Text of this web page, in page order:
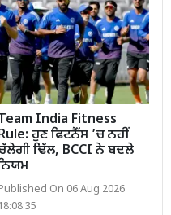
India Fitness
ਹੁਣ ਫਿਟਨੈੱਸ ’ਚ ਨਹੀਂ
ਢਿੱਲ, BCCI ਨੇ ਬਦਲੇ
On 06 Aug 2026
18:08:35